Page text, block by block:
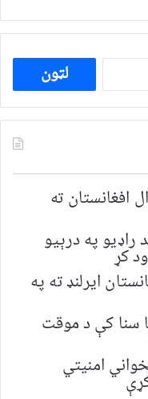
ددی
لپاره
لټون:
افغان کډوال افغانستان ته
راډیو په درېیو
کړ
ایرلنډ ته په
سنا کې د موقت
امنیتي